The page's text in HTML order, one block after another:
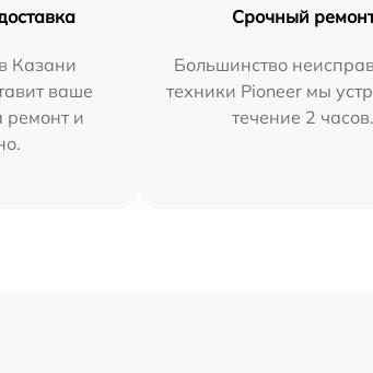
Казани
ваше
ремонт и
Срочный
Большинство
техники Pioneer мы
течение 2 часов.